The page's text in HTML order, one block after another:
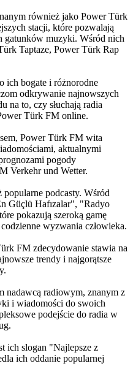
również jako Power Türk
stacji, które pozwalają
gatunków muzyki. Wśród nich
Taptaze, Power Türk Rap
ich bogate i różnorodne
odkrywanie najnowszych
na to, czy słuchają radia
Türk FM online.
Power Türk FM wita
aktualnymi
pogody
Verkehr und Wetter.
podcasty. Wśród
Güçlü Hafızalar", "Radyo
pokazują szeroką gamę
wyzwania człowieka.
FM zdecydowanie stawia na
trendy i najgorątsze
nadawcą radiowym, znanym z
i wiadomości do swoich
podejście do radia w
ich slogan "Najlepsze z
ich oddanie popularnej